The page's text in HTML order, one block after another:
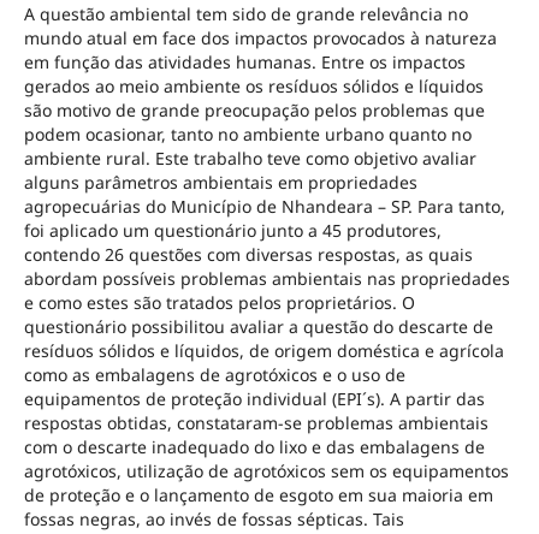
A questão ambiental tem sido de grande relevância no
mundo atual em face dos impactos provocados à natureza
em função das atividades humanas. Entre os impactos
gerados ao meio ambiente os resíduos sólidos e líquidos
são motivo de grande preocupação pelos problemas que
podem ocasionar, tanto no ambiente urbano quanto no
ambiente rural. Este trabalho teve como objetivo avaliar
alguns parâmetros ambientais em propriedades
agropecuárias do Município de Nhandeara – SP. Para tanto,
foi aplicado um questionário junto a 45 produtores,
contendo 26 questões com diversas respostas, as quais
abordam possíveis problemas ambientais nas propriedades
e como estes são tratados pelos proprietários. O
questionário possibilitou avaliar a questão do descarte de
resíduos sólidos e líquidos, de origem doméstica e agrícola
como as embalagens de agrotóxicos e o uso de
equipamentos de proteção individual (EPI´s). A partir das
respostas obtidas, constataram-se problemas ambientais
com o descarte inadequado do lixo e das embalagens de
agrotóxicos, utilização de agrotóxicos sem os equipamentos
de proteção e o lançamento de esgoto em sua maioria em
fossas negras, ao invés de fossas sépticas. Tais